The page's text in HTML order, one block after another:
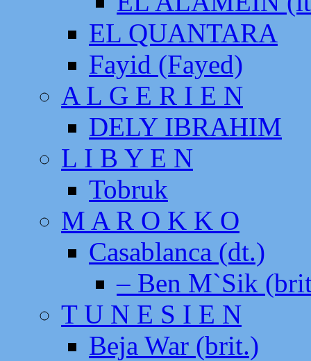
EL QUANTARA
Fayid (Fayed)
A L G E R I E N
DELY IBRAHIM
L I B Y E N
Tobruk
M A R O K K O
Casablanca (dt.)
– Ben M`Sik
T U N E S I E N
Beja War (brit.)